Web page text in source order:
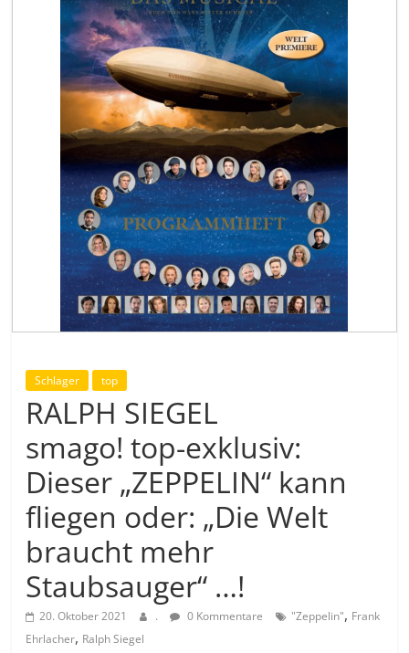
Schlager top
RALPH SIEGEL
smago! top-exklusiv:
Dieser „ZEPPELIN“ kann
fliegen oder: „Die Welt
braucht mehr
Staubsauger“ …!
20. Oktober 2021 . 0 Kommentare "Zeppelin", Frank
Ehrlacher, Ralph Siegel